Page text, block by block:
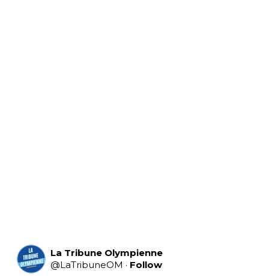
La Tribune Olympienne
@LaTribuneOM · Follow